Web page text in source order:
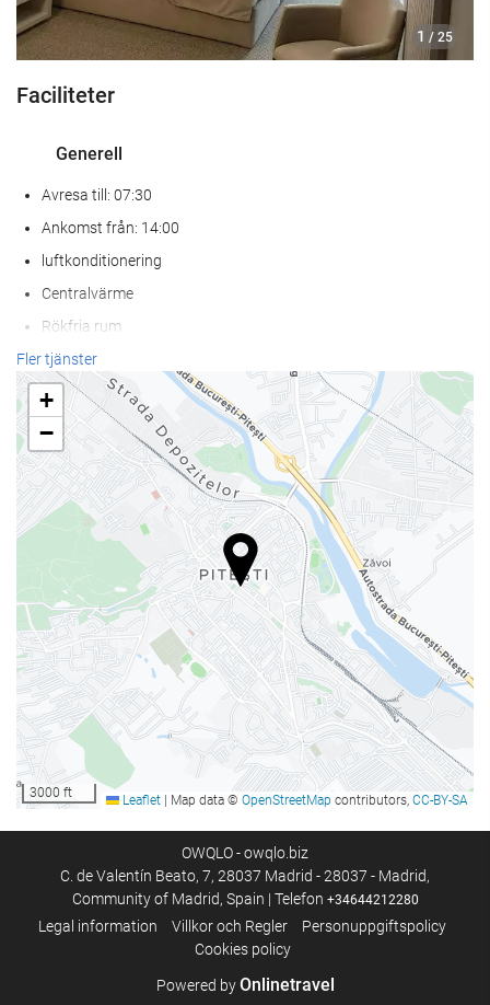
1 / 25
Faciliteter
Generell
Avresa till: 07:30
Ankomst från: 14:00
luftkonditionering
Centralvärme
Rökfria rum
Helt rökfritt
Ljudisolerade rum
Husdjur ej tillåtna
Internet
Wifi
Wi-Fi finns i alla utrymmen
Gratis Wi-Fi
Internet
parkering
parkering
Gratis parkering
Privat parkering
Receptionstjänster
Bagageförvaring
Säkerhetsbox
Fler tjänster
+
−
3000 ft Leaflet Map data © OpenStreetMap contributors, CC-BY-SA
OWQLO - owqlo.biz
C. de Valentín Beato, 7, 28037 Madrid - 28037 - Madrid,
Community of Madrid, Spain | Telefon +34644212280
Legal information Villkor och Regler
Personuppgiftspolicy
Cookies policy
Powered byOnlinetravel